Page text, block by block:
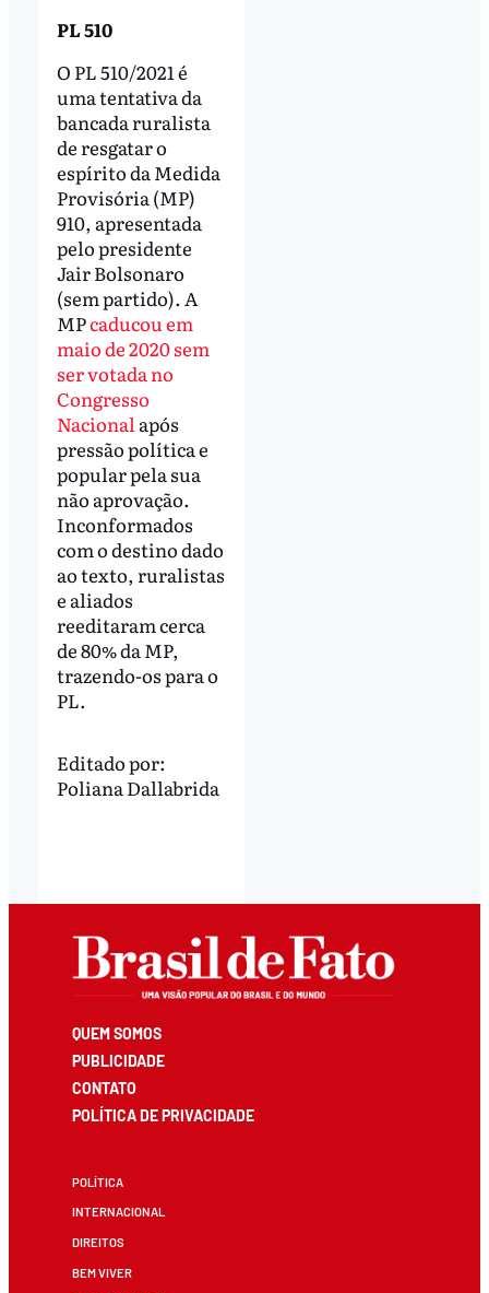
PL 510
O PL 510/2021 é
uma tentativa da
bancada ruralista
de resgatar o
espírito da Medida
Provisória (MP)
910, apresentada
pelo presidente
Jair Bolsonaro
(sem partido). A
MPcaducou em
maio de 2020 sem
ser votada no
Congresso
Nacionalapós
pressão política e
popular pela sua
não aprovação.
Inconformados
com o destino dado
ao texto, ruralistas
e aliados
reeditaram cerca
de 80% da MP,
trazendo-os para o
PL.
Editado por:
Poliana Dallabrida
QUEM SOMOS
PUBLICIDADE
CONTATO
POLÍTICA DE PRIVACIDADE
POLÍTICA
INTERNACIONAL
DIREITOS
BEM VIVER